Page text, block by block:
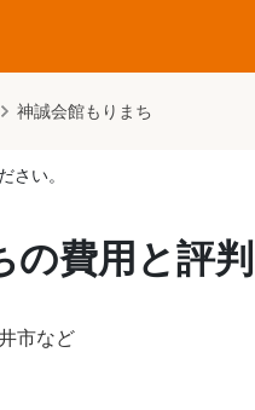
神誠会館もりまち
さい。
の費用と評判
市など